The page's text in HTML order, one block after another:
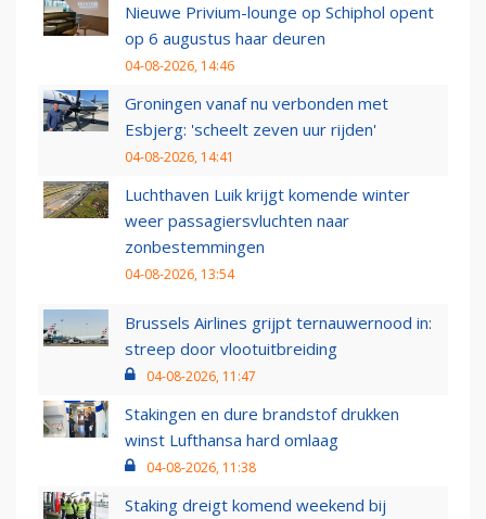
Nieuwe Privium-lounge op Schiphol opent
op 6 augustus haar deuren
04-08-2026, 14:46
Groningen vanaf nu verbonden met
Esbjerg: 'scheelt zeven uur rijden'
04-08-2026, 14:41
Luchthaven Luik krijgt komende winter
weer passagiersvluchten naar
zonbestemmingen
04-08-2026, 13:54
Brussels Airlines grijpt ternauwernood in:
streep door vlootuitbreiding
04-08-2026, 11:47
Stakingen en dure brandstof drukken
winst Lufthansa hard omlaag
04-08-2026, 11:38
Staking dreigt komend weekend bij